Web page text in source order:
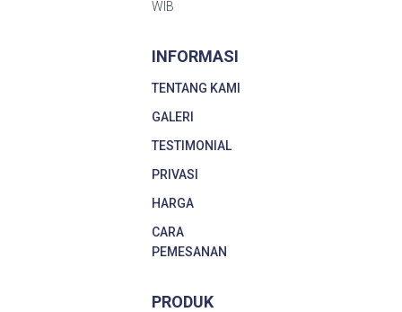
WIB
INFORMASI
TENTANG KAMI
GALERI
TESTIMONIAL
PRIVASI
HARGA
CARA
PEMESANAN
PRODUK